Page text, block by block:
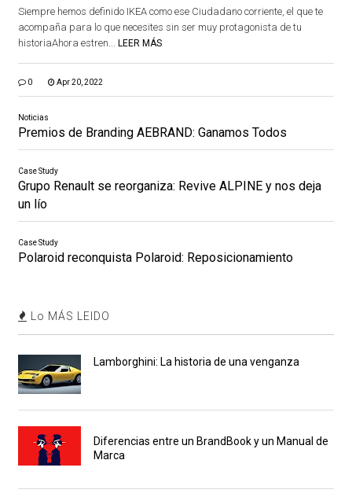
Siempre hemos definido IKEA como ese Ciudadano corriente, el que te
acompaña para lo que necesites sin ser muy protagonista de tu
historiaAhora estren... LEER MÁS
0 Apr 20, 2022
Noticias
Premios de Branding AEBRAND: Ganamos Todos
Case Study
Grupo Renault se reorganiza: Revive ALPINE y nos deja
un lío
Case Study
Polaroid reconquista Polaroid: Reposicionamiento
Lo MÁS LEIDO
Lamborghini: La historia de una venganza
Diferencias entre un BrandBook y un Manual de
Marca